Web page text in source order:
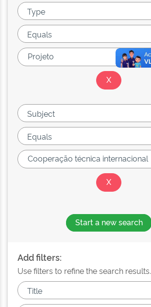
Start a new search
Add filters:
Use filters to refine the search results.